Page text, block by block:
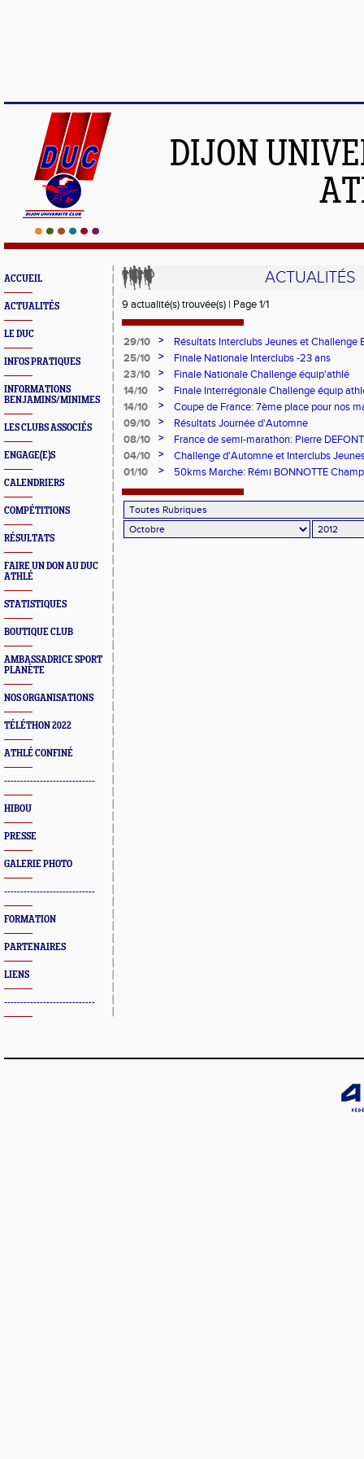
DIJON
ACCUEIL
ACTUALITÉS
LE DUC
INFOS PRATIQUES
INFORMATIONS
BENJAMINS/MINIMES
LES CLUBS ASSOCIÉS
ENGAGE(E)S
CALENDRIERS
COMPÉTITIONS
RÉSULTATS
FAIRE UN DON AU DUC
ATHLÉ
STATISTIQUES
BOUTIQUE CLUB
AMBASSADRICE SPORT
PLANÈTE
NOS ORGANISATIONS
TÉLÉTHON 2022
ATHLÉ CONFINÉ
----------------------------
HIBOU
PRESSE
GALERIE PHOTO
----------------------------
FORMATION
PARTENAIRES
LIENS
----------------------------
ACTUALITÉS
9 actualité(s) trouvée(s) | Page 1/1
29/10 >
Résultats Interclubs Jeunes et Challenge
25/10
>
Finale Nationale Interclubs -23 ans
23/10
>
Finale Nationale Challenge équip'athlé
14/10
>
Finale Interrégionale Challenge équip
14/10
>
Coupe de France: 7ème place pour nos
09/10
>
Résultats Journée d'Automne
08/10
>
France de semi-marathon: Pierre
chez les espoirs
04/10 >
Challenge d'Automne et Interclubs
01/10
> 50kms Marche: Rémi BONNOTTE